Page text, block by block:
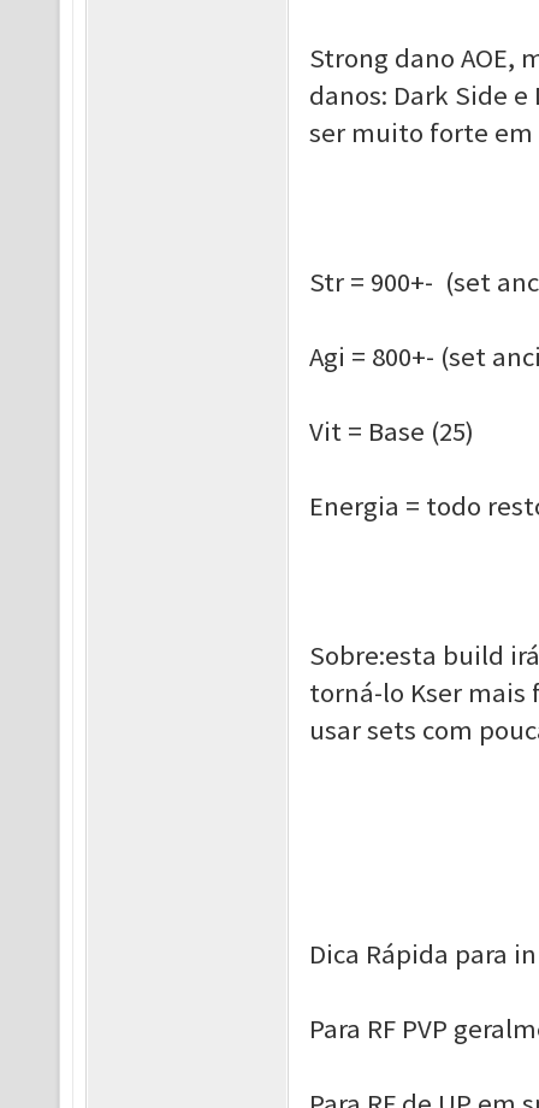
Strong dano AOE,
danos: Dark Side
ser muito forte em
Str = 900+- (set
Agi = 800+- (set
Vit = Base (25)
Energia = todo
Sobre:esta build
torná-lo Kser mais
usar sets com
Dica Rápida para
Para RF PVP